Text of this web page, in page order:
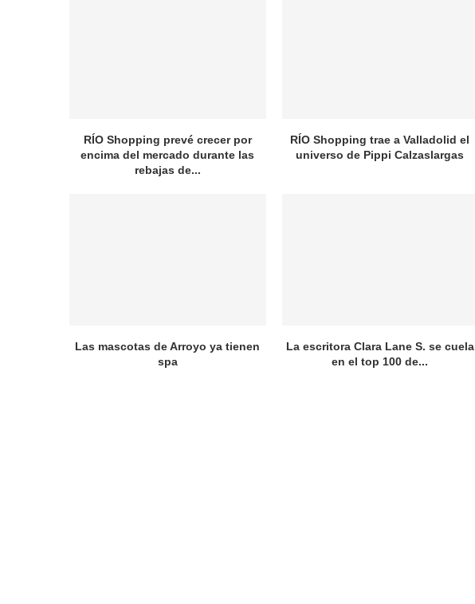
RÍO Shopping prevé crecer por
encima del mercado durante las
rebajas de...
RÍO Shopping trae a Valladolid el
universo de Pippi Calzaslargas
Las mascotas de Arroyo ya tienen
spa
La escritora Clara Lane S. se cuela
en el top 100 de...